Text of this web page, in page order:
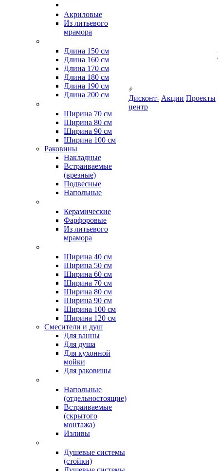
Акриловые
Из литьевого
мрамора
Длина 150 см
Длина 160 см
Длина 170 см
Длина 180 см
Длина 190 см
Длина 200 см
Ширина 70 см
Ширина 80 см
Ширина 90 см
Ширина 100 см
Раковины
Накладные
Встраиваемые
(врезные)
Подвесные
Напольные
Керамические
Фарфоровые
Из литьевого
мрамора
Ширина 40 см
Ширина 50 см
Ширина 60 см
Ширина 70 см
Ширина 80 см
Ширина 90 см
Ширина 100 см
Ширина 120 см
Смесители и душ
Для ванны
Для душа
Для кухонной
мойки
Для раковины
Напольные
(отдельностоящие)
Встраиваемые
(скрытого
монтажа)
Изливы
Душевые системы
(стойки)
Дисконт-
центр
Акции Проекты